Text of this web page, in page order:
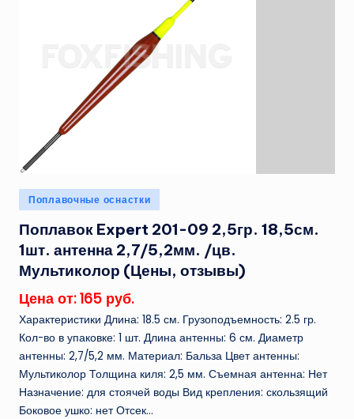
Опубликовано
в
Поплавочные оснастки
Поплавок Expert 201-09 2,5гр. 18,5см.
1шт. антенна 2,7/5,2мм. /цв.
Мультиколор (Цены, отзывы)
Цена от: 165 руб.
Характеристики Длина: 18.5 см. Грузоподъемность: 2.5 гр.
Кол-во в упаковке: 1 шт. Длина антенны: 6 см. Диаметр
антенны: 2,7/5,2 мм. Материал: Бальза Цвет антенны:
Мультиколор Толщина киля: 2,5 мм. Съемная антенна: Нет
Назначение: для стоячей воды Вид крепления: скользящий
Боковое ушко: нет Отсек...